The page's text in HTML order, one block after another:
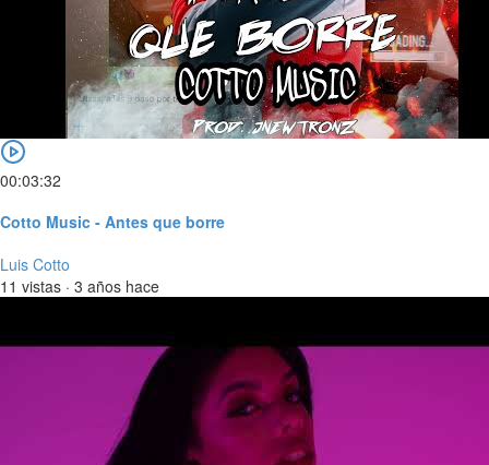
00:03:32
Cotto Music - Antes que borre
Luis Cotto
11 vistas · 3 años hace